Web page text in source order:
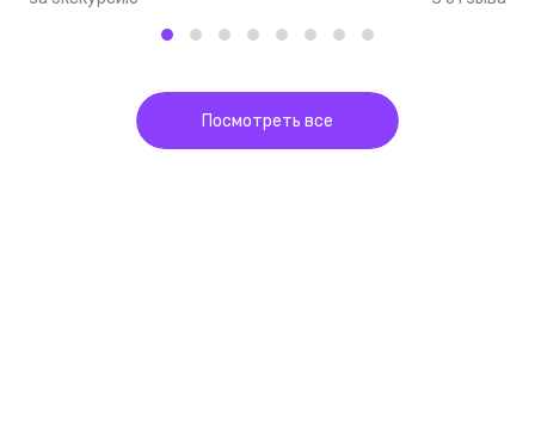
Посмотреть все